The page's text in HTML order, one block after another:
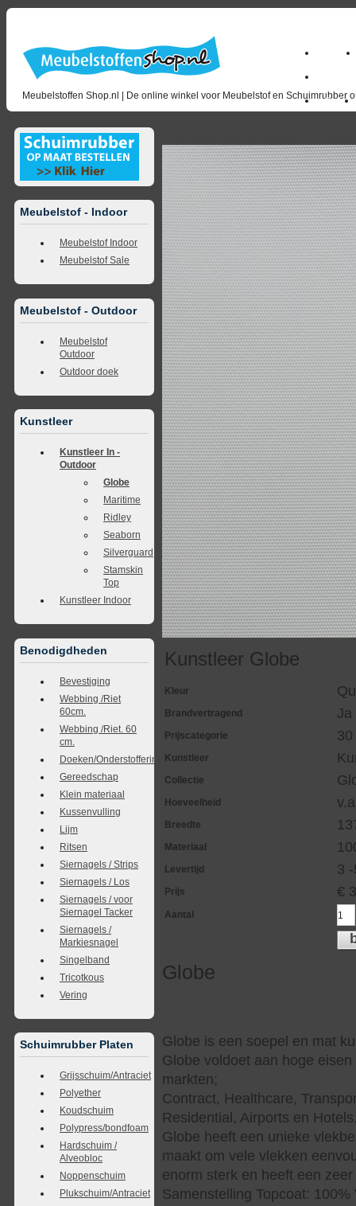
Meubelstoffen Shop.nl | De online winkel voor Meubelstof en Schuimrubber
Home
Outlet
Meubelstof - Indoor
Meubelstof Indoor
Meubelstof Sale
Meubelstof - Outdoor
Meubelstof
Outdoor
Outdoor doek
Kunstleer
Kunstleer In -
Outdoor
Globe
Maritime
Ridley
Seaborn
Silverguard
Stamskin
Top
Kunstleer Indoor
Benodigdheden
Bevestiging
Webbing /Riet
60cm.
Webbing /Riet. 60
cm.
Doeken/Onderstoffering
Gereedschap
Klein materiaal
Kussenvulling
Lijm
Ritsen
Siernagels / Strips
Siernagels / Los
Siernagels / voor
Siernagel Tacker
Siernagels /
Markiesnagel
Singelband
Tricotkous
Vering
Schuimrubber Platen
Grijsschuim/Antraciet
Polyether
Koudschuim
Polypress/bondfoam
Hardschuim /
Alveobloc
Noppenschuim
Plukschuim/Antraciet
Kunstleer Globe
Kleur
Brandvertragend Ja
Prijscategorie
Kunstleer
Collectie
Hoeveelheid
Breedte
Materiaal
Levertijd 3
Prijs €
Aantal
Globe
Globe is een soepel en mat
Globe voldoet aan hoge
markten;
Contract, Healthcare,
Residential, Airports en
Globe heeft een unieke
maakt om vele vlekken
enorm sterk en heeft een
Samenstelling Topcoat: 100%